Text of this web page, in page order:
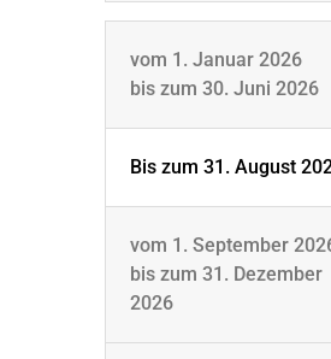
vom 1. Januar 2026
bis zum 30. Juni 2026
Bis zum 31. August
vom 1. September
bis zum 31. Dezember
2026